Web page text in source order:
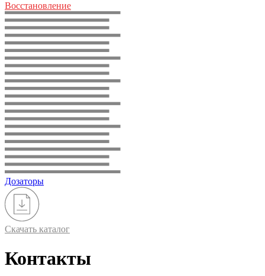
Восстановление
Дозаторы
Скачать каталог
Контакты